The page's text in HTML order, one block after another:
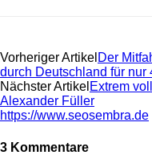
Vorheriger Artikel Der
durch Deutschland für nur
Nächster Artikel Extrem
Alexander Füller
https://www.seosembra.de
3 Kommentare